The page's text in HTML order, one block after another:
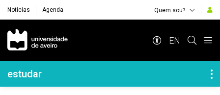
Notícias Agenda Quem sou?
Navegação Principal
EN
Navegação Lateral
estudar